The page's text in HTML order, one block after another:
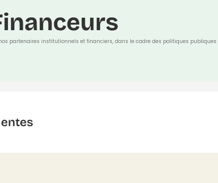
partenaires institutionnels et financiers, dans le cadre des politiques